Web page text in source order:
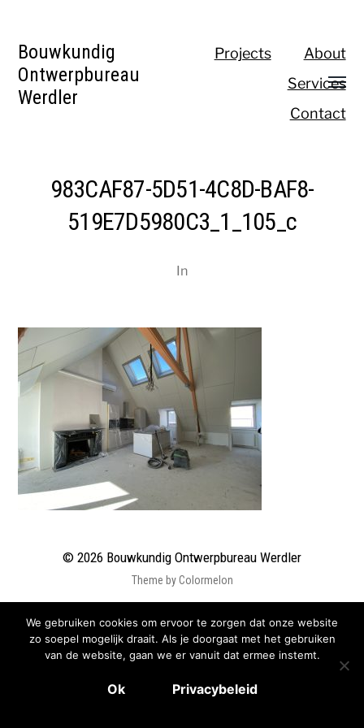
Bouwkundig
Ontwerpbureau
Werdler
Projects
About
Services
Contact
983CAF87-5D51-4C8D-BAF8-
519E7D5980C3_1_105_c
In
© 2026 Bouwkundig Ontwerpbureau Werdler
Theme byColormelon
We gebruiken cookies om ervoor te zorgen dat onze website
zo soepel mogelijk draait. Als je doorgaat met het gebruiken
van de website, gaan we er vanuit dat ermee instemt.
Ok Privacybeleid